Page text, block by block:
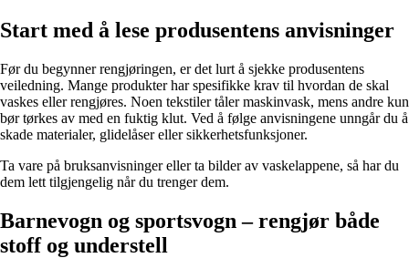
Start med å lese produsentens anvisninger
Før du begynner rengjøringen, er det lurt å sjekke produsentens
veiledning. Mange produkter har spesifikke krav til hvordan de skal
vaskes eller rengjøres. Noen tekstiler tåler maskinvask, mens andre kun
bør tørkes av med en fuktig klut. Ved å følge anvisningene unngår du å
skade materialer, glidelåser eller sikkerhetsfunksjoner.
Ta vare på bruksanvisninger eller ta bilder av vaskelappene, så har du
dem lett tilgjengelig når du trenger dem.
Barnevogn og sportsvogn – rengjør både
stoff og understell